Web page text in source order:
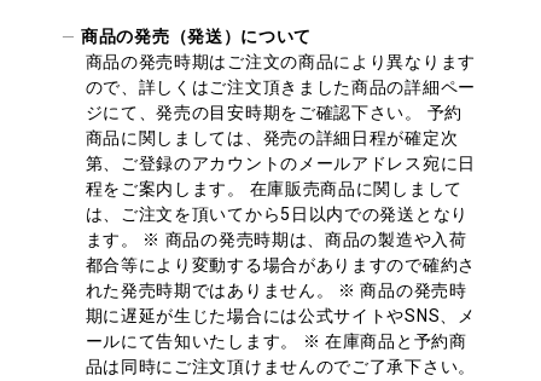
商品の発売（発送）について
商品の発売時期はご注文の商品により異なります
ので、詳しくはご注文頂きました商品の詳細ペー
ジにて、発売の目安時期をご確認下さい。 予約
商品に関しましては、発売の詳細日程が確定次
第、ご登録のアカウントのメールアドレス宛に日
程をご案内します。 在庫販売商品に関しまして
は、ご注文を頂いてから5日以内での発送となり
ます。 ※ 商品の発売時期は、商品の製造や入荷
都合等により変動する場合がありますので確約さ
れた発売時期ではありません。 ※ 商品の発売時
期に遅延が生じた場合には公式サイトやSNS、メ
ールにて告知いたします。 ※ 在庫商品と予約商
品は同時にご注文頂けませんのでご了承下さい。